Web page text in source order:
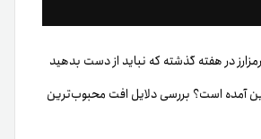
آمده است؟ بررسی دلایل افت محبوب‌ترین